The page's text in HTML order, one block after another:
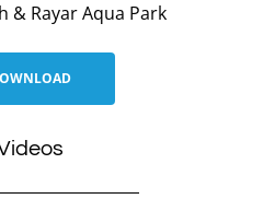
& Rayar Aqua Park